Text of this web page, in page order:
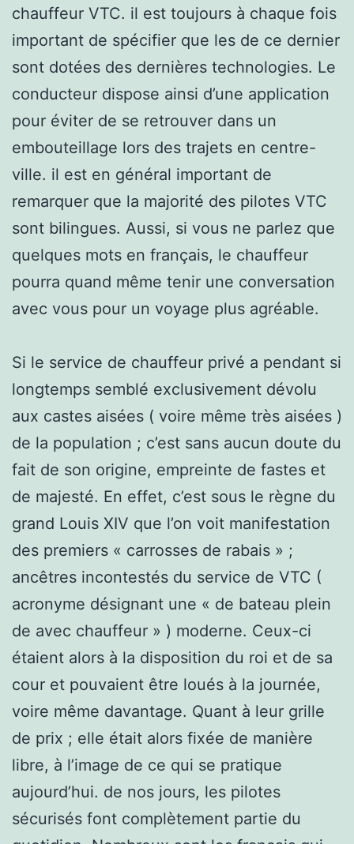
chauffeur VTC. il est toujours à chaque fois
important de spécifier que les de ce dernier
sont dotées des dernières technologies. Le
conducteur dispose ainsi d’une application
pour éviter de se retrouver dans un
embouteillage lors des trajets en centre-
ville. il est en général important de
remarquer que la majorité des pilotes VTC
sont bilingues. Aussi, si vous ne parlez que
quelques mots en français, le chauffeur
pourra quand même tenir une conversation
avec vous pour un voyage plus agréable.
Si le service de chauffeur privé a pendant si
longtemps semblé exclusivement dévolu
aux castes aisées ( voire même très aisées )
de la population ; c’est sans aucun doute du
fait de son origine, empreinte de fastes et
de majesté. En effet, c’est sous le règne du
grand Louis XIV que l’on voit manifestation
des premiers « carrosses de rabais » ;
ancêtres incontestés du service de VTC (
acronyme désignant une « de bateau plein
de avec chauffeur » ) moderne. Ceux-ci
étaient alors à la disposition du roi et de sa
cour et pouvaient être loués à la journée,
voire même davantage. Quant à leur grille
de prix ; elle était alors fixée de manière
libre, à l’image de ce qui se pratique
aujourd’hui. de nos jours, les pilotes
sécurisés font complètement partie du